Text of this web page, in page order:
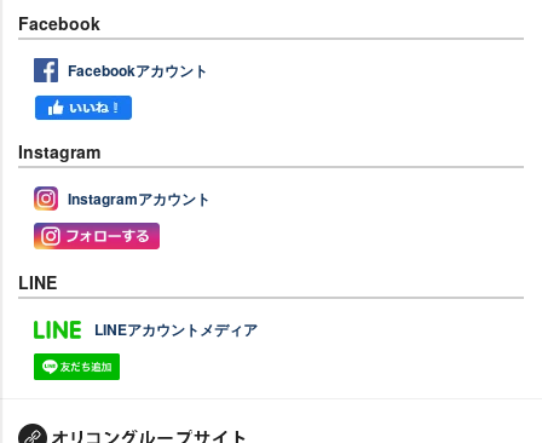
Facebook
Facebookアカウント
Instagram
Instagramアカウント
LINE
LINEアカウントメディア